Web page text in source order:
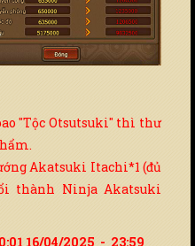
"Tộc Otsutsuki" thì thư
Akatsuki Itachi*1 (đủ
thành Ninja Akatsuki
16/04/2025 - 23:59